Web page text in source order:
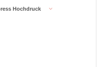
Hochdruck